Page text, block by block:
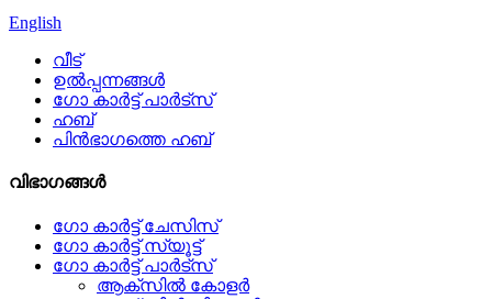
English
വീട്
ഉൽപ്പന്നങ്ങൾ
ഗോ കാർട്ട് പാർട്‌സ്
ഹബ്
പിൻഭാഗത്തെ ഹബ്
വിഭാഗങ്ങൾ
ഗോ കാർട്ട് ചേസിസ്
ഗോ കാർട്ട് സ്യൂട്ട്
ഗോ കാർട്ട് പാർട്‌സ്
ആക്സിൽ കോളർ